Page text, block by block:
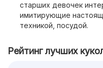
старших девочек
имитирующие
техникой, посудой.
Рейтинг лучших